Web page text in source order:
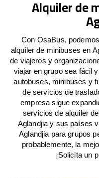
Alquiler de
Con OsaBus,
alquiler de minibuses en
de viajeros y
viajar en grupo sea fácil
autobuses, minibuses y
de servicios de
empresa sigue
servicios de alquiler
Aglandjia y sus países
Aglandjia para grupos
probablemente, la
¡Solicita un